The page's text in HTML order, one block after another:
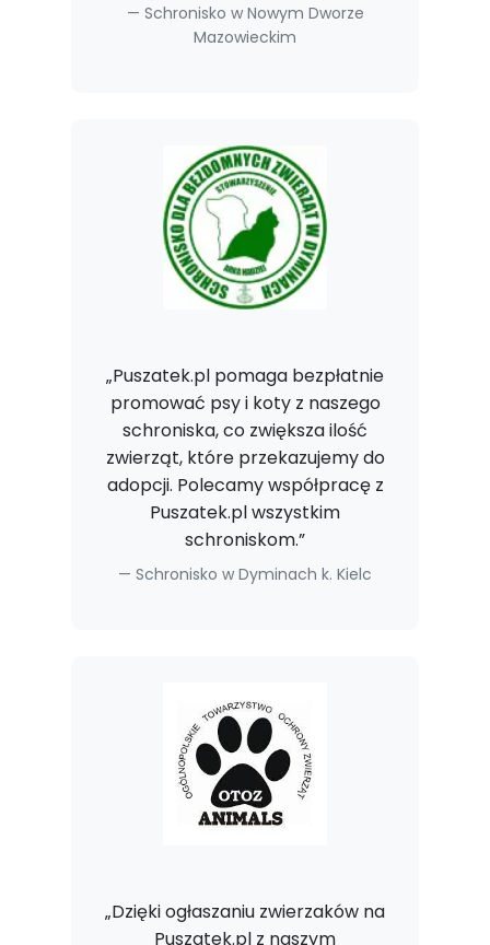
Schronisko w Nowym Dworze
Mazowieckim
„Puszatek.pl pomaga bezpłatnie
promować psy i koty z naszego
schroniska, co zwiększa ilość
zwierząt, które przekazujemy do
adopcji. Polecamy współpracę z
Puszatek.pl wszystkim
schroniskom.”
Schronisko w Dyminach k. Kielc
„Dzięki ogłaszaniu zwierzaków na
Puszatek.pl z naszym